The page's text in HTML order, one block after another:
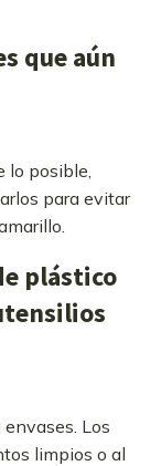
que aún
lo posible,
para evitar
plástico
Los
limpios o al